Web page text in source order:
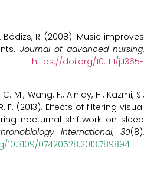
Bódizs, R. (2008). Music improves
Journal of advanced nursing,
https://doi.org/10.1111/j.1365-
M., Wang, F., Ainlay, H., Kazmi, S.,
F. (2013). Effects of filtering visual
nocturnal shiftwork on sleep
international, 30(8),
07420528.2013.789894